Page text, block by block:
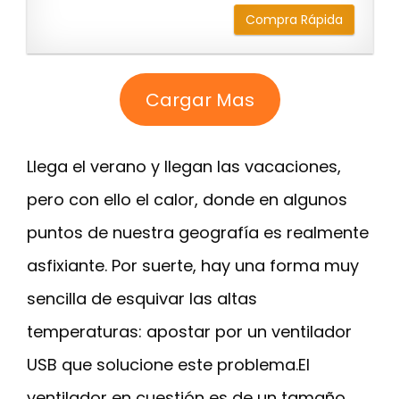
Compra Rápida
Cargar Mas
Llega el verano y llegan las vacaciones,
pero con ello el calor, donde en algunos
puntos de nuestra geografía es realmente
asfixiante. Por suerte, hay una forma muy
sencilla de esquivar las altas
temperaturas: apostar por un ventilador
USB que solucione este problema.El